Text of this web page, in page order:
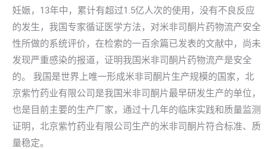
妊娠，13年中，累计有超过1.5亿人次的使用，没有不良反应
的发生，我国专家循证医学方法，对米非司酮片药物流产安全
性所做的系统评价，在检索的一百余篇已发表的文献中，尚未
发现严重感染的报道，证明我国米非司酮片药物流产是安全
的。 我国是世界上唯一形成米非司酮片生产规模的国家，北
京紫竹药业有限公司是我国米非司酮片最早研发生产的单位，
也是目前主要的生产厂家，通过十几年的临床实践和质量监测
证明，北京紫竹药业有限公司生产的米非司酮片符合标准、质
量稳定。